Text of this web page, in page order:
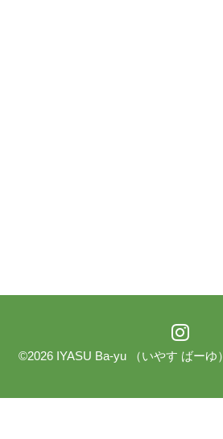
©2026 IYASU Ba-yu （いやす ばーゆ）